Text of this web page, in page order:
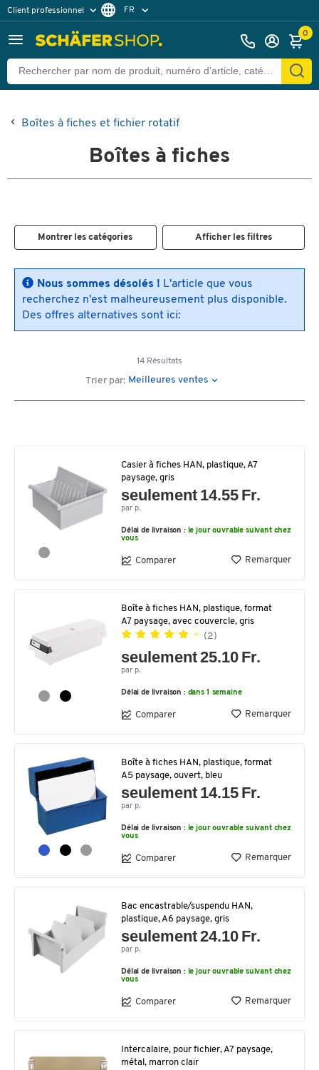
Client professionnel
Client particulier
FR
0
Boîtes à fiches et fichier rotatif
Boîtes à fiches
Montrer les catégories Afficher les filtres
Nous sommes désolés ! L'article que vous
recherchez n'est malheureusement plus disponible.
Des offres alternatives sont ici:
14 Résultats
Trier par: Meilleures ventes
Casier à fiches HAN, plastique, A7
paysage, gris
seulement 14.55 Fr.
par p.
Délai de livraison : le jour ouvrable suivant chez
vous
Comparer Remarquer
Boîte à fiches HAN, plastique, format
A7 paysage, avec couvercle, gris
(2)
seulement 25.10 Fr.
par p.
Délai de livraison : dans 1 semaine
Comparer Remarquer
Boîte à fiches HAN, plastique, format
A5 paysage, ouvert, bleu
seulement 14.15 Fr.
par p.
Délai de livraison : le jour ouvrable suivant chez
vous
Comparer Remarquer
Bac encastrable/suspendu HAN,
plastique, A6 paysage, gris
seulement 24.10 Fr.
par p.
Délai de livraison : le jour ouvrable suivant chez
vous
Comparer Remarquer
Intercalaire, pour fichier, A7 paysage,
métal, marron clair